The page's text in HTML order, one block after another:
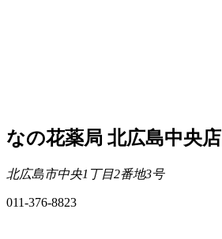
なの花薬局 北広島中央店
北広島市中央1丁目2番地3号
011-376-8823